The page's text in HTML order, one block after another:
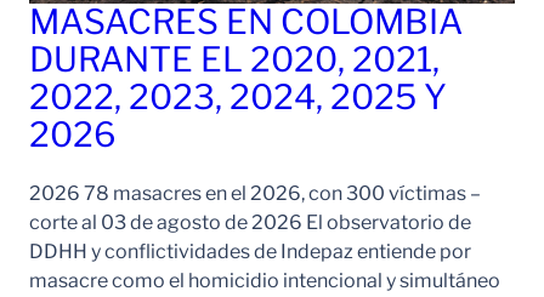
MASACRES EN COLOMBIA
DURANTE EL 2020, 2021,
2022, 2023, 2024, 2025 Y
2026
2026 78 masacres en el 2026, con 300 víctimas –
corte al 03 de agosto de 2026 El observatorio de
DDHH y conflictividades de Indepaz entiende por
masacre como el homicidio intencional y simultáneo